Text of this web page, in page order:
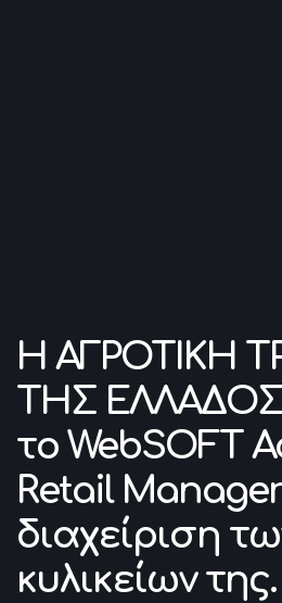
Η ΑΓΡΟΤΙΚΗ
ΤΗΣ ΕΛΛΑΔΟΣ
το WebSOFT
Retail
διαχείριση
κυλικείων της.